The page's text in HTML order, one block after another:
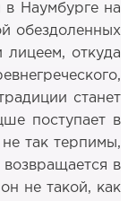
Наумбурге на
обездоленных
откуда
станет
поступает в
так терпимы,
в
не такой, как